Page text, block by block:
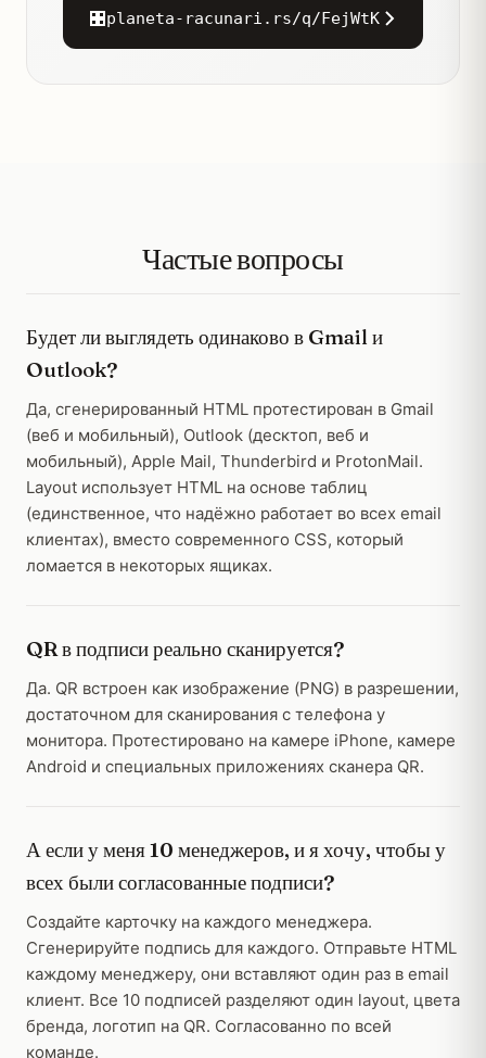
planeta-racunari.rs/q/FejWtK
Частые вопросы
Будет ли выглядеть одинаково в Gmail и
Outlook?
Да, сгенерированный HTML протестирован в Gmail
(веб и мобильный), Outlook (десктоп, веб и
мобильный), Apple Mail, Thunderbird и ProtonMail.
Layout использует HTML на основе таблиц
(единственное, что надёжно работает во всех email
клиентах), вместо современного CSS, который
ломается в некоторых ящиках.
QR в подписи реально сканируется?
Да. QR встроен как изображение (PNG) в разрешении,
достаточном для сканирования с телефона у
монитора. Протестировано на камере iPhone, камере
Android и специальных приложениях сканера QR.
А если у меня 10 менеджеров, и я хочу, чтобы у
всех были согласованные подписи?
Создайте карточку на каждого менеджера.
Сгенерируйте подпись для каждого. Отправьте HTML
каждому менеджеру, они вставляют один раз в email
клиент. Все 10 подписей разделяют один layout, цвета
бренда, логотип на QR. Согласованно по всей
команде.